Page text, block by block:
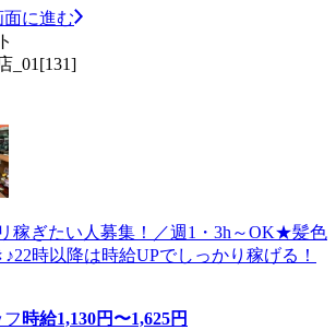
面に進む
_01[131]
稼ぎたい人募集！／週1・3h～OK★髪色
時以降は時給UPでしっかり稼げる！
時給1,130円〜1,625円